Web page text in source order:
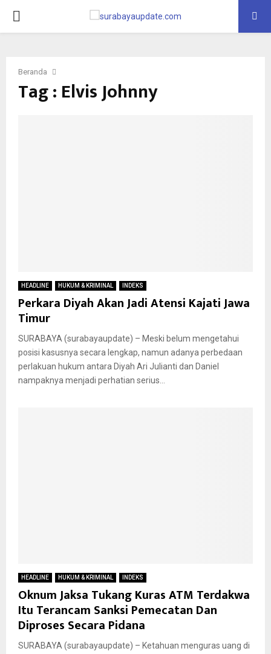
PRIMARY
Beranda
Tag : Elvis Johnny
HEADLINE HUKUM & KRIMINAL INDEKS
Perkara Diyah Akan Jadi Atensi Kajati Jawa
Timur
SURABAYA (surabayaupdate) – Meski belum mengetahui
posisi kasusnya secara lengkap, namun adanya perbedaan
perlakuan hukum antara Diyah Ari Julianti dan Daniel
nampaknya menjadi perhatian serius...
HEADLINE HUKUM & KRIMINAL INDEKS
Oknum Jaksa Tukang Kuras ATM Terdakwa
Itu Terancam Sanksi Pemecatan Dan
Diproses Secara Pidana
SURABAYA (surabayaupdate) – Ketahuan menguras uang di